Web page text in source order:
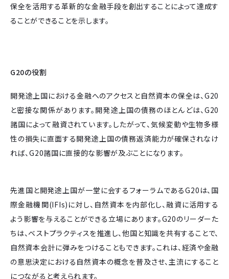
保全を活用する革新的な金融手段を創出することによって達成す
ることができることを示します。
G20の役割
開発途上国における金融へのアクセスと自然資本の保全は、G20
と密接な関係があります。開発途上国の債務のほとんどは、G20
諸国によって融資されています。したがって、気候変動や生物多様
性の損失に直面する開発途上国の債務返済能力が確保されなけ
れば、G20諸国に直接的な影響が及ぶことになります。
先進国と開発途上国が一堂に会するフォーラムであるG20は、国
際金融機関(IFIs)に対し、自然資本を内部化し、融資に活用する
よう影響を与えることができる立場にあります。G20のリーダーた
ちは、ベストプラクティスを推進し、他国と知識を共有することで、
自然資本会計に弾みをつけることもできます。これは、経済や金融
の意思決定における自然資本の概念を普及させ、主流にすること
につながると考えられます。